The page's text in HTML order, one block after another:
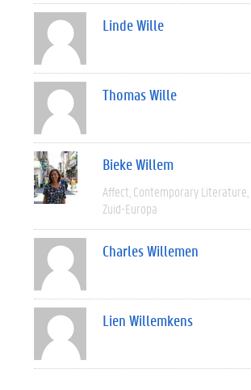
Linde Wille
Thomas Wille
Bieke Willem
Affect Contemporary Literature
Zuid-Europa
Charles Willemen
Lien Willemkens